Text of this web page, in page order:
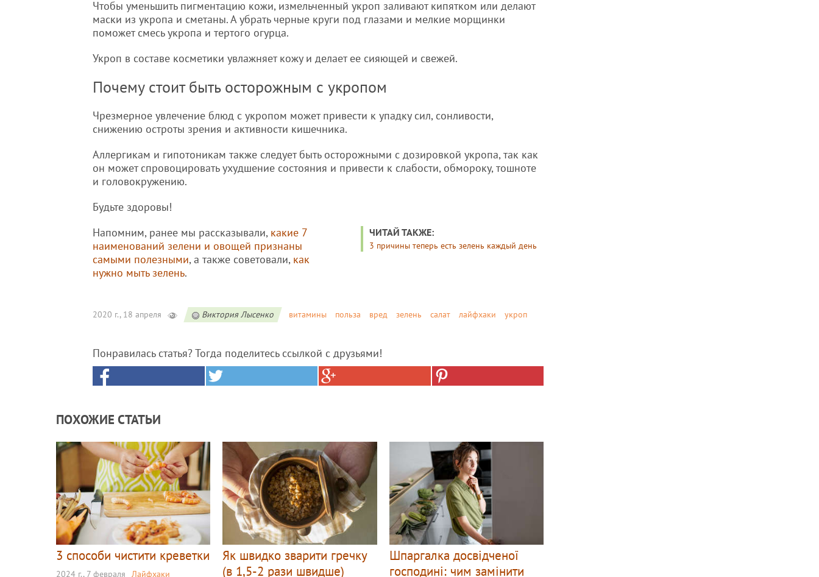
Чтобы уменьшить пигментацию кожи, измельченный укроп заливают кипятком или делают
маски из укропа и сметаны. А убрать черные круги под глазами и мелкие морщинки
поможет смесь укропа и тертого огурца.
Укроп в составе косметики увлажняет кожу и делает ее сияющей и свежей.
Почему стоит быть осторожным с укропом
Чрезмерное увлечение блюд с укропом может привести к упадку сил, сонливости,
снижению остроты зрения и активности кишечника.
Аллергикам и гипотоникам также следует быть осторожными с дозировкой укропа, так как
он может спровоцировать ухудшение состояния и привести к слабости, обмороку, тошноте
и головокружению.
Будьте здоровы!
ЧИТАЙ ТАКЖЕ:
3 причины теперь есть зелень каждый день
Напомним, ранее мы рассказывали, какие 7
наименований зелени и овощей признаны
самыми полезными, а также советовали, как
нужно мыть зелень.
2020 г., 18 апреля Виктория Лысенко витамины польза вред зелень салат лайфхаки укроп
Понравилась статья? Тогда поделитесь ссылкой с друзьями!
ПОХОЖИЕ СТАТЬИ
3 способи чистити креветки
2024 г., 7 февраля Лайфхаки
Як швидко зварити гречку
(в 1,5-2 рази швидше)
Шпаргалка досвідченої
господині: чим замінити